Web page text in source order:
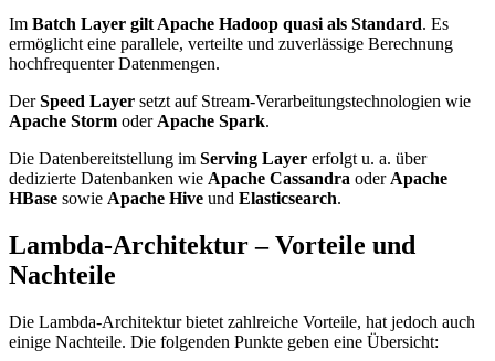
Im Batch Layer gilt Apache Hadoop quasi als Standard. Es
ermöglicht eine parallele, verteilte und zuverlässige Berechnung
hochfrequenter Datenmengen.
DerSpeed Layer setzt auf Stream-Verarbeitungstechnologien wie
Apache Storm oder Apache Spark.
Die Datenbereitstellung im Serving Layer erfolgt u. a. über
dedizierte Datenbanken wie Apache Cassandra oder Apache
HBase sowie Apache Hive und Elasticsearch.
Lambda-Architektur – Vorteile und
Nachteile
Die Lambda-Architektur bietet zahlreiche Vorteile, hat jedoch auch
einige Nachteile. Die folgenden Punkte geben eine Übersicht: